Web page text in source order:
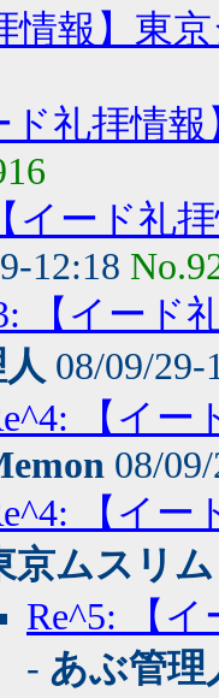
情報】東
ド礼拝情
イード礼
12:18
【イード
08/09/
【イー
08/
【イー
京ムスリム
Re^5: 【
- あぶ管理